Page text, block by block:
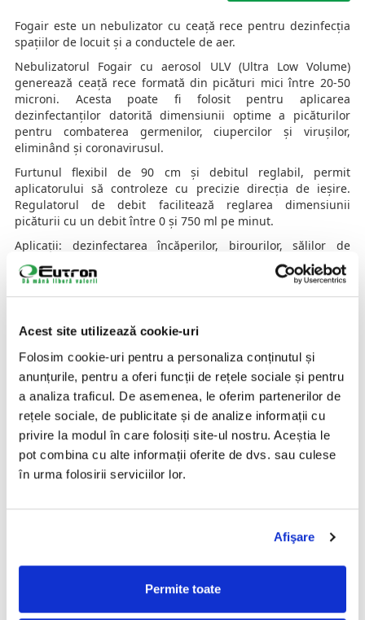
Acest site utilizează cookie-uri
Folosim cookie-uri pentru a personaliza conținutul și
anunțurile, pentru a oferi funcții de rețele sociale și pentru
a analiza traficul. De asemenea, le oferim partenerilor de
rețele sociale, de publicitate și de analize informații cu
privire la modul în care folosiți site-ul nostru. Aceștia le
pot combina cu alte informații oferite de dvs. sau culese
în urma folosirii serviciilor lor.
Afişare
Permite toate
IDENTIFICARE AUTOMATĂ PRODUSE,
DOCUMENTE IDENTIFICARE & PERSOANE
Fogair este un nebulizator cu ceață rece pentru dezinfecția
spațiilor de locuit și a conductele de aer.
Nebulizatorul Fogair cu aerosol ULV (Ultra Low Volume)
generează ceață rece formată din picături mici între 20-50
microni. Acesta poate fi folosit pentru aplicarea
dezinfectanților datorită dimensiunii optime a picăturilor
pentru combaterea germenilor, ciupercilor și virușilor,
eliminând și coronavirusul.
Furtunul flexibil de 90 cm și debitul reglabil, permit
aplicatorului să controleze cu precizie direcția de ieșire.
Regulatorul de debit facilitează reglarea dimensiunii
picăturii cu un debit între 0 și 750 ml pe minut.
Aplicații: dezinfectarea încăperilor, birourilor, sălilor de
operație, apartamentelor, spațiilor, vehiculelor și a
tubulaturilor sistemelor de aer condiționat
AI NEVOIE DE O SOLUTIE SPECIFICA INDUSTRIEI TALE?
CONTACTEAZA-NE